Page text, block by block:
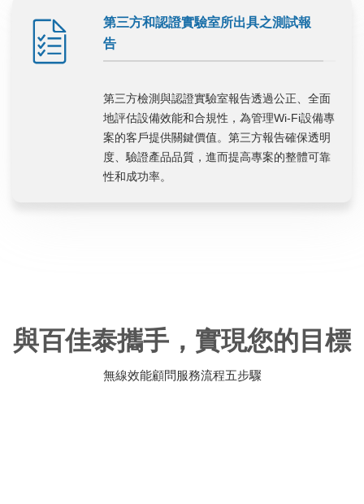
第三方和認證實驗室所出具之測試報
告
第三方檢測與認證實驗室報告透過公正、全面
地評估設備效能和合規性，為管理Wi-Fi設備專
案的客戶提供關鍵價值。第三方報告確保透明
度、驗證產品品質，進而提高專案的整體可靠
性和成功率。
與百佳泰攜手，實現您的目標
無線效能顧問服務流程五步驟